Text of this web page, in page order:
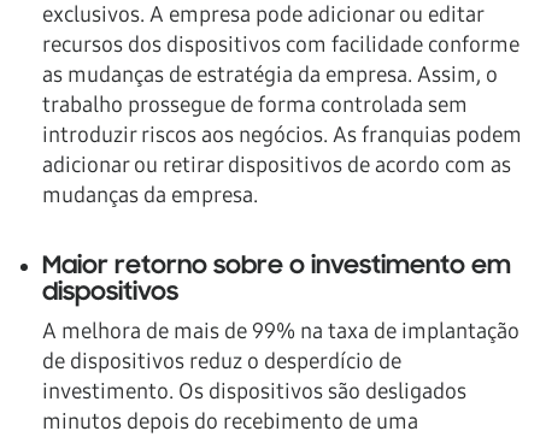
exclusivos. A empresa pode adicionar ou editar
recursos dos dispositivos com facilidade conforme
as mudanças de estratégia da empresa. Assim, o
trabalho prossegue de forma controlada sem
introduzir riscos aos negócios. As franquias podem
adicionar ou retirar dispositivos de acordo com as
mudanças da empresa.
Maior retorno sobre o investimento em
dispositivos
A melhora de mais de 99% na taxa de implantação
de dispositivos reduz o desperdício de
investimento. Os dispositivos são desligados
minutos depois do recebimento de uma